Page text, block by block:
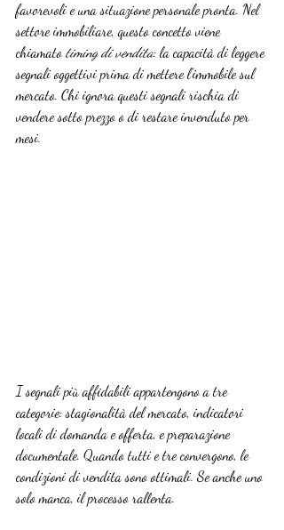
favorevoli e una situazione personale pronta. Nel
settore immobiliare, questo concetto viene
chiamato timing di vendita: la capacità di leggere
segnali oggettivi prima di mettere l’immobile sul
mercato. Chi ignora questi segnali rischia di
vendere sotto prezzo o di restare invenduto per
mesi.
I segnali più affidabili appartengono a tre
categorie: stagionalità del mercato, indicatori
locali di domanda e offerta, e preparazione
documentale. Quando tutti e tre convergono, le
condizioni di vendita sono ottimali. Se anche uno
solo manca, il processo rallenta.